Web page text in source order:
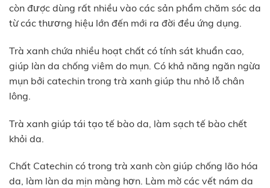
còn được dùng rất nhiều vào các sản phẩm chăm sóc da
từ các thương hiệu lớn đến mới ra đời đều ứng dụng.
Trà xanh chứa nhiều hoạt chất có tính sát khuẩn cao,
giúp làn da chống viêm do mụn. Có khả năng ngăn ngừa
mụn bởi catechin trong trà xanh giúp thu nhỏ lỗ chân
lông.
Trà xanh giúp tái tạo tế bào da, làm sạch tế bào chết
khỏi da.
Chất Catechin có trong trà xanh còn giúp chống lão hóa
da, làm làn da mịn màng hơn. Làm mờ các vết nám da